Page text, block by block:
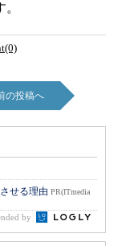
。
の投稿へ
せる理由 PR(ITmedia
by